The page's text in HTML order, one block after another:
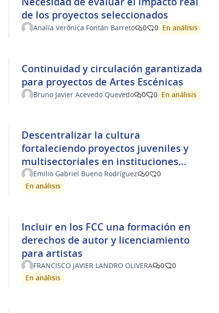
de los proyectos seleccionados
Analía Verónica Fontán Barreto 0 0 En análisis
Continuidad y circulación garantizada
para proyectos de Artes Escénicas
Bruno Javier Acevedo Quevedo 0 0 En análisis
Descentralizar la cultura
fortaleciendo proyectos juveniles y
multisectoriales en instituciones
públicas del interior.
Emilio Gabriel Bueno Rodríguez 0
0
En análisis
Incluir en los FCC una formación en
derechos de autor y licenciamiento
para artistas
FRANCISCO JAVIER LANDRO OLIVERA 0
0
En análisis